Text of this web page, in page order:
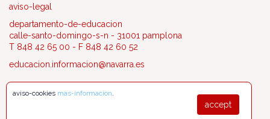
aviso-legal
departamento-de-educacion
calle-santo-domingo-s-n - 31001 pamplona
T 848 42 65 00 - F 848 42 60 52
educacion.informacion@navarra.es
accept
aviso-cookies mas-informacion.